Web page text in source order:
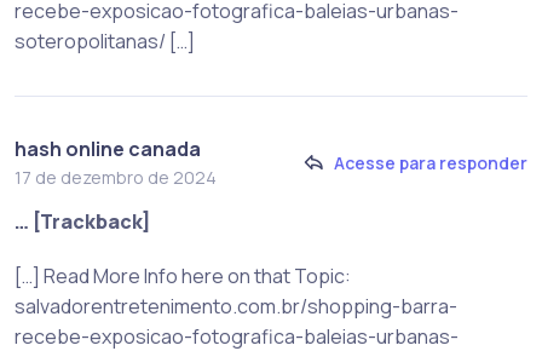
recebe-exposicao-fotografica-baleias-urbanas-
soteropolitanas/ […]
hash online canada
17 de dezembro de 2024
Acesse para responder
… [Trackback]
[…] Read More Info here on that Topic:
salvadorentretenimento.com.br/shopping-barra-
recebe-exposicao-fotografica-baleias-urbanas-